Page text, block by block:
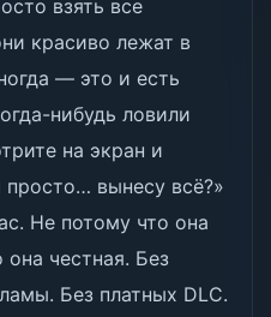
взять все
красиво лежат в
— это и есть
нибудь ловили
на экран и
вынесу всё?»
Не потому что она
честная. Без
Без платных DLC.